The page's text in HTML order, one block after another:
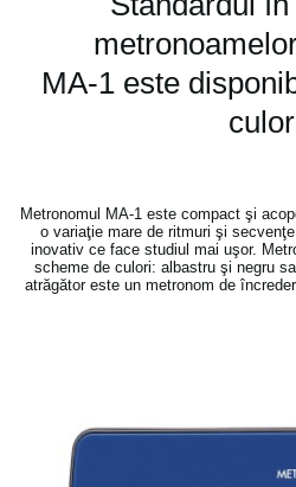
MA-1 este
Metronomul MA-1 este compact şi
o variaţie mare de ritmuri şi
inovativ ce face studiul mai uşor.
scheme de culori: albastru şi negru
atrăgător este un metronom de